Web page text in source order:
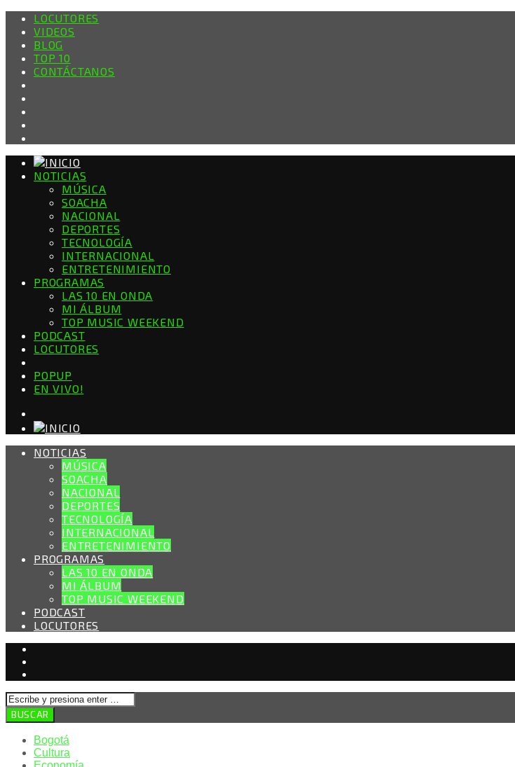
LOCUTORES
VIDEOS
BLOG
TOP 10
CONTÁCTANOS
NOTICIAS
MÚSICA
SOACHA
NACIONAL
DEPORTES
TECNOLOGÍA
INTERNACIONAL
ENTRETENIMIENTO
PROGRAMAS
LAS 10 EN ONDA
MI ÁLBUM
TOP MUSIC WEEKEND
PODCAST
LOCUTORES
POPUP
EN VIVO!
NOTICIAS
MÚSICA
SOACHA
NACIONAL
DEPORTES
TECNOLOGÍA
INTERNACIONAL
ENTRETENIMIENTO
PROGRAMAS
LAS 10 EN ONDA
MI ÁLBUM
TOP MUSIC WEEKEND
PODCAST
LOCUTORES
Bogotá
Cultura